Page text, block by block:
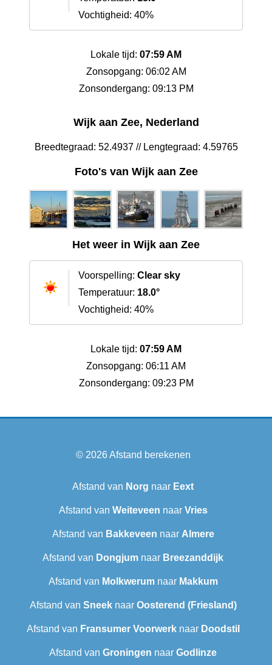
Vochtigheid: 40%
Lokale tijd: 07:59 AM
Zonsopgang: 06:02 AM
Zonsondergang: 09:13 PM
Wijk aan Zee, Nederland
Breedtegraad: 52.4937 // Lengtegraad: 4.59765
Foto's van Wijk aan Zee
Het weer in Wijk aan Zee
Voorspelling: Clear sky
Temperatuur: 18.0°
Vochtigheid: 40%
Lokale tijd: 07:59 AM
Zonsopgang: 06:11 AM
Zonsondergang: 09:23 PM
© 2026Afstand berekenen
Afstand van Norg naar Eext
Afstand van Weiteveen naar Vries
Afstand van Bakkeveen naar Almere
Afstand van Dongjum naar Breezanddijk
Afstand van Molkwerumnaar Makkum
Afstand van Sneek‎naar Oosterend (Friesland)
Afstand van Fransumer Voorwerknaar Doodstil
Afstand van Groningen naar Godlinze